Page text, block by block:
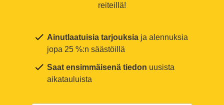
reiteillä!
Ainutlaatuisia tarjouksia ja alennuksia
jopa 25 %:n säästöillä
Saat ensimmäisenä tiedon uusista
aikatauluista